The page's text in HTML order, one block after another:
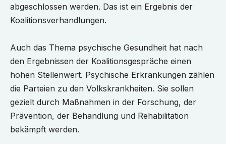
abgeschlossen werden. Das ist ein Ergebnis der
Koalitionsverhandlungen.
Auch das Thema psychische Gesundheit hat nach
den Ergebnissen der Koalitionsgespräche einen
hohen Stellenwert. Psychische Erkrankungen zählen
die Parteien zu den Volkskrankheiten. Sie sollen
gezielt durch Maßnahmen in der Forschung, der
Prävention, der Behandlung und Rehabilitation
bekämpft werden.